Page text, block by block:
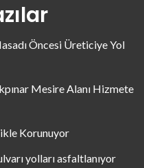
Öncesi Üreticiye Yol
Mesire Alanı Hizmete
Korunuyor
yolları asfaltlanıyor